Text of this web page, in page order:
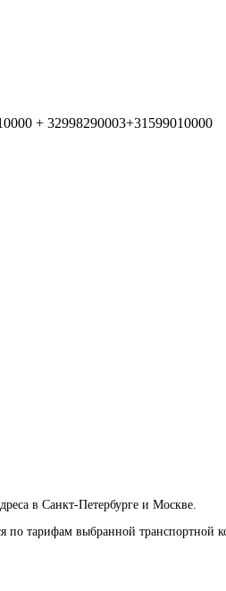
+ 32998290003+31599010000
в Санкт-Петербурге и Москве.
по тарифам выбранной транспортной